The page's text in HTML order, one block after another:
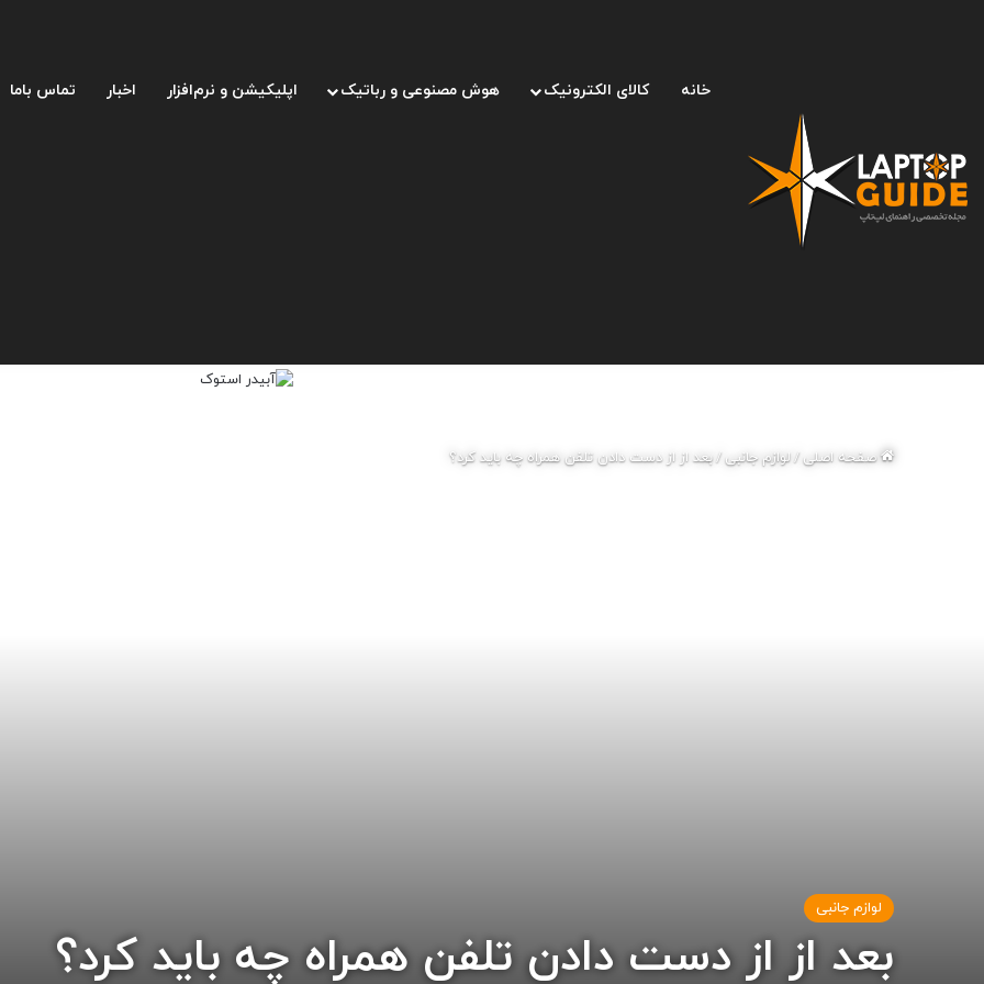
خانه کالای الکترونیک هوش مصنوعی و رباتیک اپلیکیشن و نرم‌افزار اخبار تماس باما
صفحه اصلی/لوازم جانبی/بعد از از دست دادن تلفن همراه چه باید کرد؟
لوازم جانبی
بعد از از دست دادن تلفن همراه چه باید کرد؟